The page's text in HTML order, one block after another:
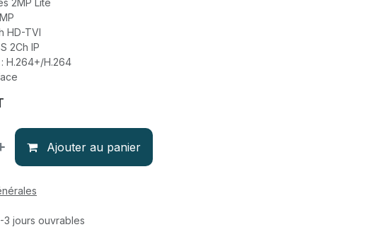
2MP Lite
HD-TVI
2Ch IP
H.264+/H.264
Ajouter au panier
3 jours ouvrables